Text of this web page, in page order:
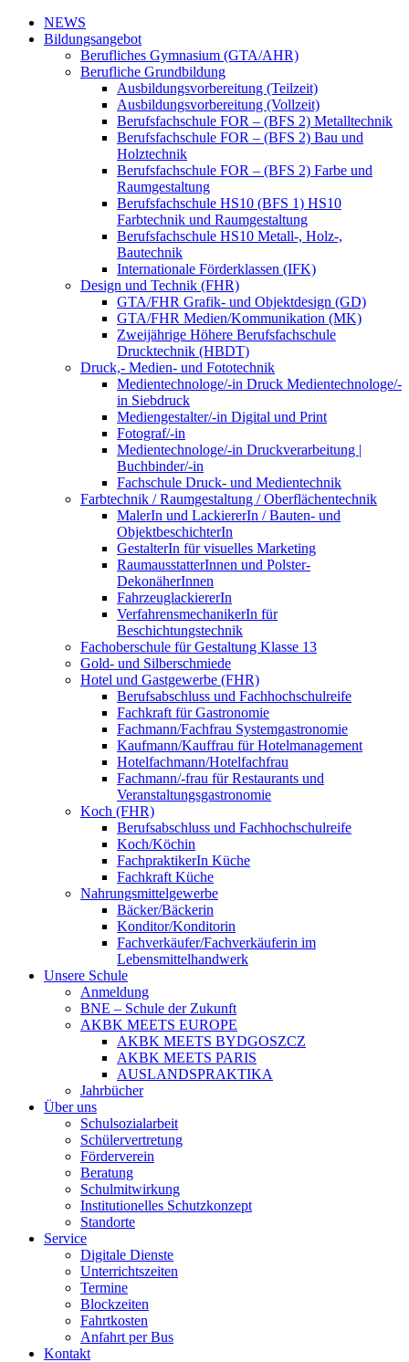
NEWS
Bildungsangebot
Berufliches Gymnasium (GTA/AHR)
Berufliche Grundbildung
Ausbildungsvorbereitung (Teilzeit)
Ausbildungsvorbereitung (Vollzeit)
Berufsfachschule FOR – (BFS 2) Metalltechnik
Berufsfachschule FOR – (BFS 2) Bau und
Holztechnik
Berufsfachschule FOR – (BFS 2) Farbe und
Raumgestaltung
Berufsfachschule HS10 (BFS 1) HS10
Farbtechnik und Raumgestaltung
Berufsfachschule HS10 Metall-, Holz-,
Bautechnik
Internationale Förderklassen (IFK)
Design und Technik (FHR)
GTA/FHR Grafik- und Objektdesign (GD)
GTA/FHR Medien/Kommunikation (MK)
Zweijährige Höhere Berufsfachschule
Drucktechnik (HBDT)
Druck,- Medien- und Fototechnik
Medientechnologe/-in Druck Medientechnologe/-
in Siebdruck
Mediengestalter/-in Digital und Print
Fotograf/-in
Medientechnologe/-in Druckverarbeitung |
Buchbinder/-in
Fachschule Druck- und Medientechnik
Farbtechnik / Raumgestaltung / Oberflächentechnik
MalerIn und LackiererIn / Bauten- und
ObjektbeschichterIn
GestalterIn für visuelles Marketing
RaumausstatterInnen und Polster-
DekonäherInnen
FahrzeuglackiererIn
VerfahrensmechanikerIn für
Beschichtungstechnik
Fachoberschule für Gestaltung Klasse 13
Gold- und Silberschmiede
Hotel und Gastgewerbe (FHR)
Berufsabschluss und Fachhochschulreife
Fachkraft für Gastronomie
Fachmann/Fachfrau Systemgastronomie
Kaufmann/Kauffrau für Hotelmanagement
Hotelfachmann/Hotelfachfrau
Fachmann/-frau für Restaurants und
Veranstaltungsgastronomie
Koch (FHR)
Berufsabschluss und Fachhochschulreife
Koch/Köchin
FachpraktikerIn Küche
Fachkraft Küche
Nahrungsmittelgewerbe
Bäcker/Bäckerin
Konditor/Konditorin
Fachverkäufer/Fachverkäuferin im
Lebensmittelhandwerk
Unsere Schule
Anmeldung
BNE – Schule der Zukunft
AKBK MEETS EUROPE
AKBK MEETS BYDGOSZCZ
AKBK MEETS PARIS
AUSLANDSPRAKTIKA
Jahrbücher
Über uns
Schulsozialarbeit
Schülervertretung
Förderverein
Beratung
Schulmitwirkung
Institutionelles Schutzkonzept
Standorte
Service
Digitale Dienste
Unterrichtszeiten
Termine
Blockzeiten
Fahrtkosten
Anfahrt per Bus
Kontakt